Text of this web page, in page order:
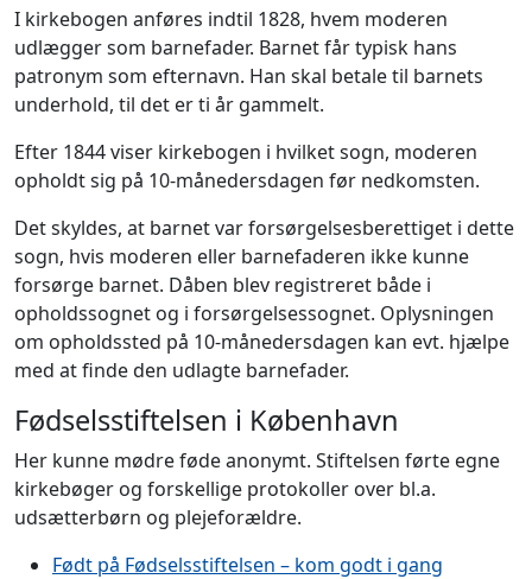
I kirkebogen anføres indtil 1828, hvem moderen
udlægger som barnefader. Barnet får typisk hans
patronym som efternavn. Han skal betale til barnets
underhold, til det er ti år gammelt.
Efter 1844 viser kirkebogen i hvilket sogn, moderen
opholdt sig på 10-månedersdagen før nedkomsten.
Det skyldes, at barnet var forsørgelsesberettiget i dette
sogn, hvis moderen eller barnefaderen ikke kunne
forsørge barnet. Dåben blev registreret både i
opholdssognet og i forsørgelsessognet. Oplysningen
om opholdssted på 10-månedersdagen kan evt. hjælpe
med at finde den udlagte barnefader.
Fødselsstiftelsen i København
Her kunne mødre føde anonymt. Stiftelsen førte egne
kirkebøger og forskellige protokoller over bl.a.
udsætterbørn og plejeforældre.
Født på Fødselsstiftelsen – kom godt i gang